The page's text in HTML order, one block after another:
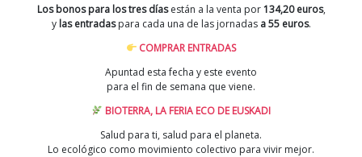
Los bonos para los tres díasestán a la venta por134,20 euros,
y las entradaspara cada una de las jornadas a 55 euros.
COMPRAR ENTRADAS
Apuntad esta fecha y este evento
para el fin de semana que viene.
BIOTERRA, LA FERIA ECO DE EUSKADI
Salud para ti, salud para el planeta.
Lo ecológico como movimiento colectivo para vivir mejor.